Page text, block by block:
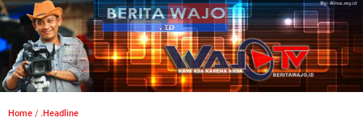
Home / .Headline